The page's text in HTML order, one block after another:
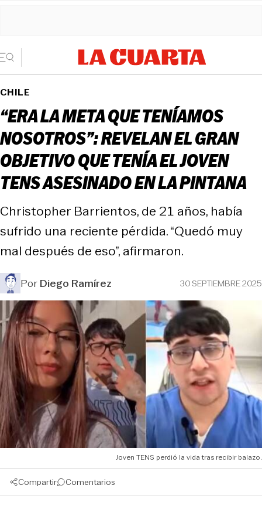
CHILE
“ERA LA META QUE TENÍAMOS
NOSOTROS”: REVELAN EL GRAN
OBJETIVO QUE TENÍA EL JOVEN
TENS ASESINADO EN LA PINTANA
Christopher Barrientos, de 21 años, había
sufrido una reciente pérdida. “Quedó muy
mal después de eso”, afirmaron.
PorDiego Ramírez 30 SEPTIEMBRE 2025
Joven TENS perdió la vida tras recibir balazo.
Compartir Comentarios